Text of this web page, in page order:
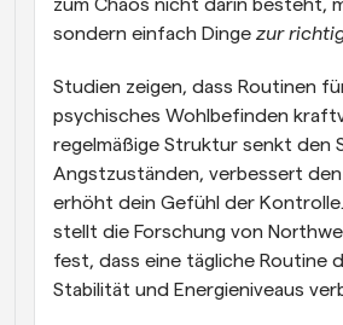
zum Chaos nicht darin besteht,
sondern einfach Dinge zur
Studien zeigen, dass Routinen
psychisches Wohlbefinden
regelmäßige Struktur senkt den
Angstzuständen, verbessert
erhöht dein Gefühl der
stellt die Forschung von
fest, dass eine tägliche Routine
Stabilität und Energieniveaus